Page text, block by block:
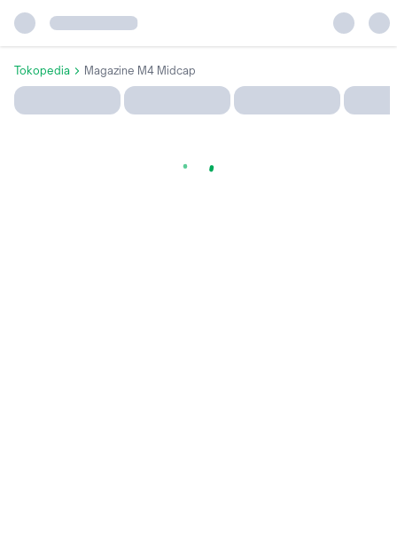
Tokopedia Magazine M4 Midcap